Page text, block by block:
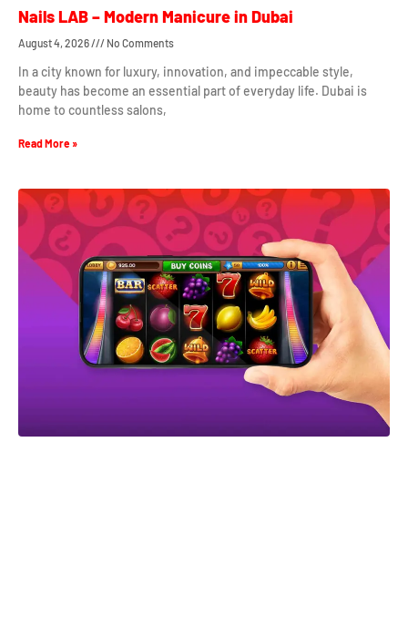
Nails LAB – Modern Manicure in Dubai
August 4, 2026 No Comments
In a city known for luxury, innovation, and impeccable style,
beauty has become an essential part of everyday life. Dubai is
home to countless salons,
Read More »